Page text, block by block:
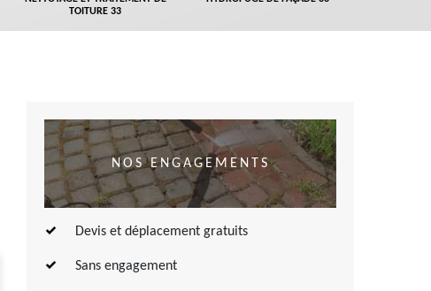
TOITURE 33
NOS ENGAGEMENTS
Devis et déplacement gratuits
Sans engagement